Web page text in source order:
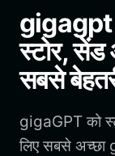
Português
Bahasa Indonesia
ภาษาไทย
Português (Brasil)
Español
gigagpt
स्टोर,
सबसे
gigaGPT को
लिए सबसे अच्छा